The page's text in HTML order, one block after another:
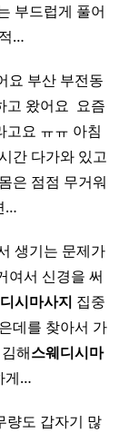
부드럽게 풀어
…
요 부산 부전동
고 왔어요 ​ 요즘
고요 ㅠㅠ 아침
간 다가와 있고
은 점점 무거워
…
생기는 문제가
여서 신경을 써
시마사지 집중
데를 찾아서 가
해스웨디시마
게…
량도 갑자기 많